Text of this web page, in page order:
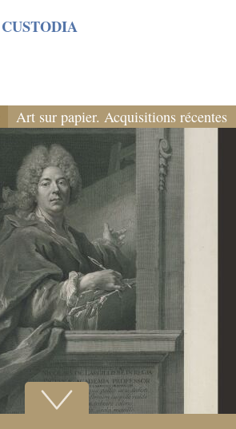
key "var_mode" in
Art sur papier. Acquisitions récentes